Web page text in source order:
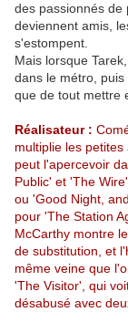
des passionnés de
deviennent amis,
s'estompent.
Mais lorsque
dans le métro,
que de tout mettre
Réalisateur :
multiplie les
peut l'apercevoir
Public' et 'The
ou 'Good Night,
pour 'The Station
McCarthy montre
de substitution, et
même veine que
'The Visitor', qui
désabusé avec